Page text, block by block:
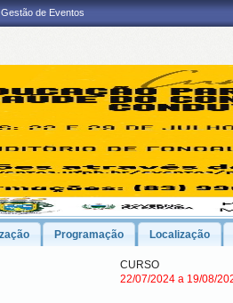
de Eventos
Programação Localização
CURSO
22/07/2024 a 19/08/